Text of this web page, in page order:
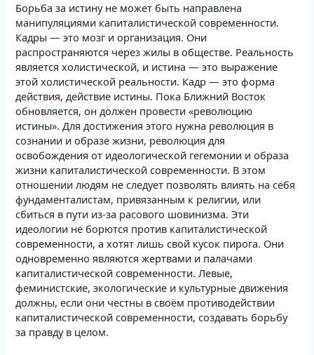
Борьба за истину не может быть направлена
манипуляциями капиталистической современности.
Кадры — это мозг и организация. Они
распространяются через жилы в обществе. Реальность
является холистической, и истина — это выражение
этой холистической реальности. Кадр — это форма
действия, действие истины. Пока Ближний Восток
обновляется, он должен провести «революцию
истины». Для достижения этого нужна революция в
сознании и образе жизни, революция для
освобождения от идеологической гегемонии и образа
жизни капиталистической современности. В этом
отношении людям не следует позволять влиять на себя
фундаменталистам, привязанным к религии, или
сбиться в пути из-за расового шовинизма. Эти
идеологии не борются против капиталистической
современности, а хотят лишь свой кусок пирога. Они
одновременно являются жертвами и палачами
капиталистической современности. Левые,
феминистские, экологические и культурные движения
должны, если они честны в своём противодействии
капиталистической современности, создавать борьбу
за правду в целом.